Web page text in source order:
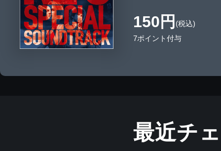
150円 (税込)
7ポイント付与
最近チ